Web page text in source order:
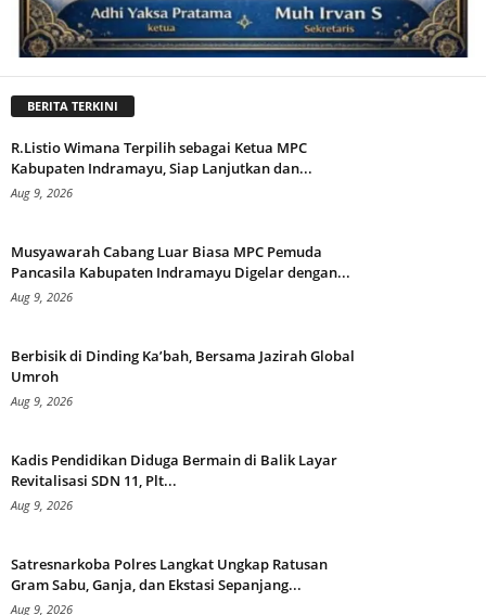
BERITA TERKINI
R.Listio Wimana Terpilih sebagai Ketua MPC
Kabupaten Indramayu, Siap Lanjutkan dan...
Aug 9, 2026
Musyawarah Cabang Luar Biasa MPC Pemuda
Pancasila Kabupaten Indramayu Digelar dengan...
Aug 9, 2026
Berbisik di Dinding Ka’bah, Bersama Jazirah Global
Umroh
Aug 9, 2026
Kadis Pendidikan Diduga Bermain di Balik Layar
Revitalisasi SDN 11, Plt...
Aug 9, 2026
Satresnarkoba Polres Langkat Ungkap Ratusan
Gram Sabu, Ganja, dan Ekstasi Sepanjang...
Aug 9, 2026